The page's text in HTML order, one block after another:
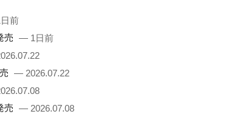
前
売 — 1日前
— 2026.07.22
売 — 2026.07.08